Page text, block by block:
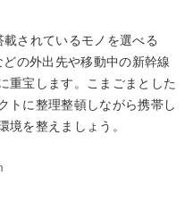
されているモノを選べる
どの外出先や移動中の新幹線
重宝します。こまごまとした
トに整理整頓しながら携帯し
境を整えましょう。